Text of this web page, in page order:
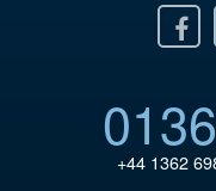
Twitter
+44 1362